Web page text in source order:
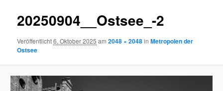
20250904__Ostsee_-2
Veröffentlicht6. Oktober 2025 am2048 × 2048inMetropolen der
Ostsee